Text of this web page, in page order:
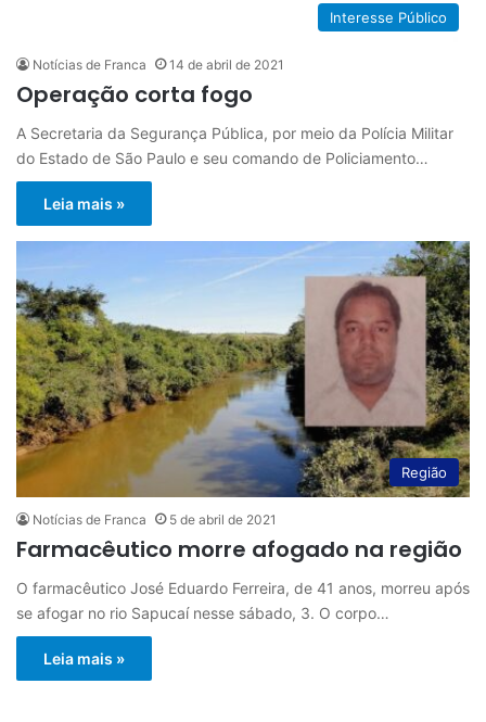
Interesse Público
Notícias de Franca 14 de abril de 2021
Operação corta fogo
A Secretaria da Segurança Pública, por meio da Polícia Militar
do Estado de São Paulo e seu comando de Policiamento…
Leia mais »
Região
Notícias de Franca 5 de abril de 2021
Farmacêutico morre afogado na região
O farmacêutico José Eduardo Ferreira, de 41 anos, morreu após
se afogar no rio Sapucaí nesse sábado, 3. O corpo…
Leia mais »